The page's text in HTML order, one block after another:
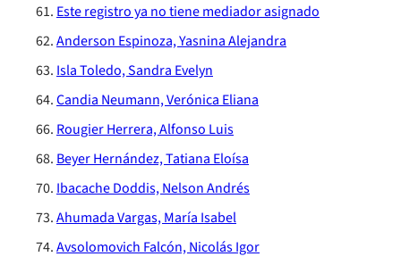
Este registro ya no tiene mediador asignado
Anderson Espinoza, Yasnina Alejandra
Isla Toledo, Sandra Evelyn
Candia Neumann, Verónica Eliana
Rougier Herrera, Alfonso Luis
Beyer Hernández, Tatiana Eloísa
Ibacache Doddis, Nelson Andrés
Ahumada Vargas, María Isabel
Avsolomovich Falcón, Nicolás Igor